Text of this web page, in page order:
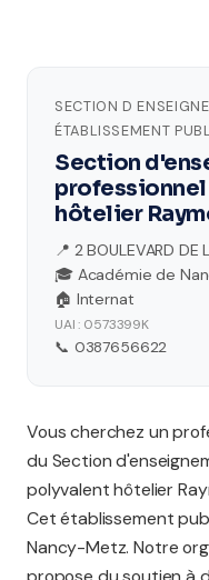
SECTION D
ÉTABLISSEMENT
Section
hôtelier
📍 2 BOULEVARD
🎓 Académie de
🏠 Internat
UAI : 0573399K
📞 0387656622
Vous cherchez un
du Section
polyvalent hôtelier
Cet établissement
Nancy-Metz. Notre